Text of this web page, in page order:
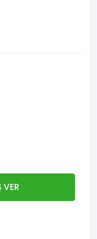
VER